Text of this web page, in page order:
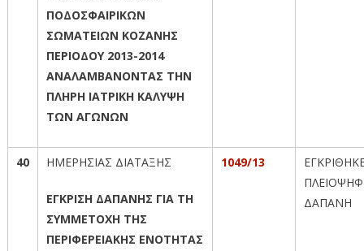
ΠΟΔΟΣΦΑΙΡΙΚΩΝ
ΣΩΜΑΤΕΙΩΝ ΚΟΖΑΝΗΣ
ΠΕΡΙΟΔΟΥ 2013-2014
ΑΝΑΛΑΜΒΑΝΟΝΤΑΣ ΤΗΝ
ΠΛΗΡΗ ΙΑΤΡΙΚΗ ΚΑΛΥΨΗ
ΤΩΝ ΑΓΩΝΩΝ
40 ΗΜΕΡΗΣΙΑΣ ΔΙΑΤΑΞΗΣ
ΕΓΚΡΙΣΗ ΔΑΠΑΝΗΣ ΓΙΑ ΤΗ
ΣΥΜΜΕΤΟΧΗ ΤΗΣ
ΠΕΡΙΦΕΡΕΙΑΚΗΣ ΕΝΟΤΗΤΑΣ
1049/13
ΔΑΠΑΝΗ